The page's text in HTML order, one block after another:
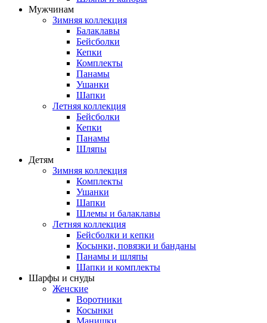
Мужчинам
Зимняя коллекция
Балаклавы
Бейсболки
Кепки
Комплекты
Панамы
Ушанки
Шапки
Летняя коллекция
Бейсболки
Кепки
Панамы
Шляпы
Детям
Зимняя коллекция
Комплекты
Ушанки
Шапки
Шлемы и балаклавы
Летняя коллекция
Бейсболки и кепки
Косынки, повязки и банданы
Панамы и шляпы
Шапки и комплекты
Шарфы и снуды
Женские
Воротники
Косынки
Манишки